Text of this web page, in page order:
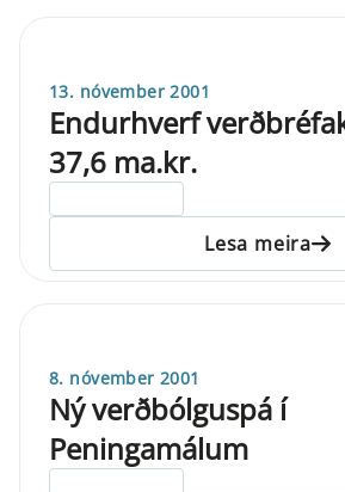
13. nóvember 2001
Endurhverf
37,6 ma.kr.
Lesa meira
8. nóvember 2001
Ný verðbólguspá í
Peningamálum